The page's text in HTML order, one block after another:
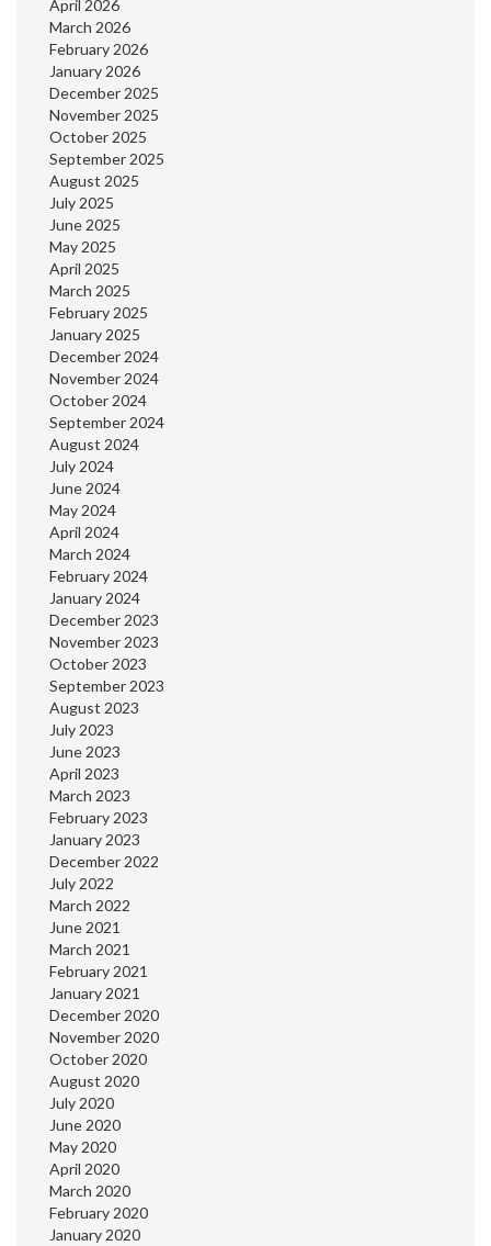
April 2026
March 2026
February 2026
January 2026
December 2025
November 2025
October 2025
September 2025
August 2025
July 2025
June 2025
May 2025
April 2025
March 2025
February 2025
January 2025
December 2024
November 2024
October 2024
September 2024
August 2024
July 2024
June 2024
May 2024
April 2024
March 2024
February 2024
January 2024
December 2023
November 2023
October 2023
September 2023
August 2023
July 2023
June 2023
April 2023
March 2023
February 2023
January 2023
December 2022
July 2022
March 2022
June 2021
March 2021
February 2021
January 2021
December 2020
November 2020
October 2020
August 2020
July 2020
June 2020
May 2020
April 2020
March 2020
February 2020
January 2020